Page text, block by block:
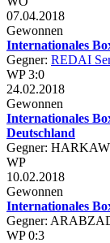
07.04.2018
Gewonnen
Internationales
Gegner: REDAI
WP 3:0
24.02.2018
Gewonnen
Internationales
Deutschland
Gegner:
WP
10.02.2018
Gewonnen
Internationales
Gegner:
WP 0:3